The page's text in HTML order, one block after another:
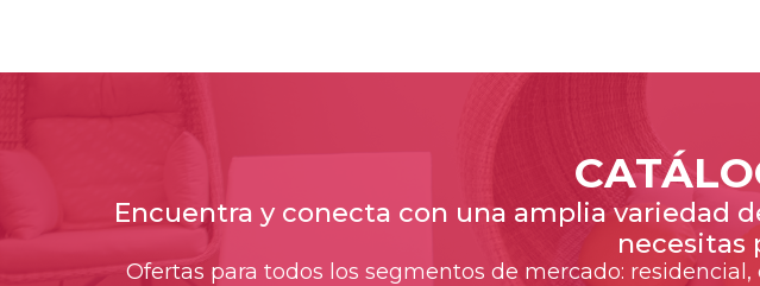
Encuentra y conecta con una amplia variedad
necesitas
Ofertas para todos los segmentos de mercado: